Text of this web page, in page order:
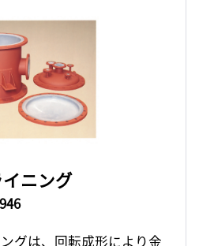
イニング
グは、回転成形により金